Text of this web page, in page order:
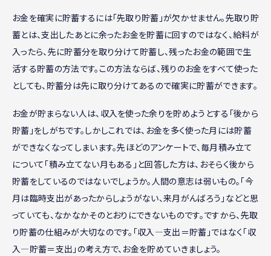
お金を確実に貯蓄するには「先取り貯蓄」が欠かせません。先取り貯
蓄とは、支出したあとに余ったお金を貯蓄に回すのではなく、給料が
入ったら、先に貯蓄分を取り分けて貯蓄し、残ったお金の範囲で生
活する貯蓄の方法です。この方法ならば、残りのお金をすべて使った
としても、貯蓄分は先に取り分けてあるので確実に貯蓄ができます。
お金が貯まらない人は、収入を使った余りを貯めようとする「後から
貯蓄」をしがちです。しかしこれでは、お金を多く使った月には貯蓄
ができなくなってしまいます。先ほどのアンケートで、毎月積み立て
について「積み立てない月もある」と回答した方は、おそらく後から
貯蓄をしているのではないでしょうか。人間の意志は弱いもの。「今
月は臨時支出があったからしょうがない、来月がんばろう」などと思
っていても、なかなかそのとおりにできないものです。ですから、先取
り貯蓄の仕組みが大切なのです。「収入―支出＝貯蓄」ではなく「収
入―貯蓄＝支出」の考え方で、お金を貯めていきましょう。